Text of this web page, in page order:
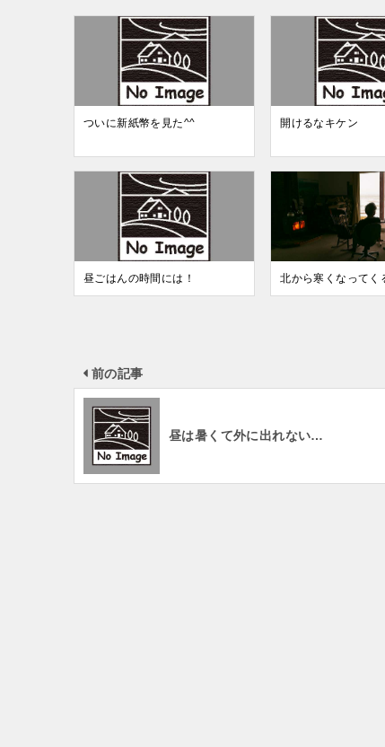
ついに新紙幣を見た^^ 開けるなキケン
昼ごはんの時間には！ 北から寒くなってく
前の記事
昼は暑くて外に出れない…